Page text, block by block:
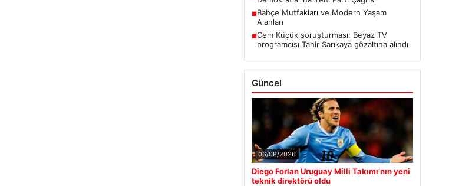
■Bahçe Mutfakları ve Modern Yaşam
Alanları
■Cem Küçük soruşturması: Beyaz TV
programcısı Tahir Sarıkaya gözaltına alındı
Güncel
06/08/2026
Diego Forlan Uruguay Milli Takımı’nın yeni
teknik direktörü oldu